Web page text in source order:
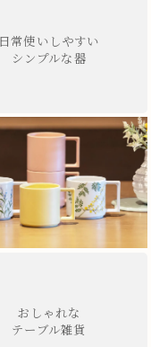
日常使いしやすい
シンプルな器
おしゃれな
テーブル雑貨